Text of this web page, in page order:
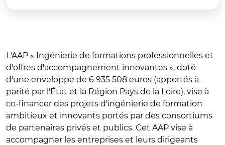
L'AAP « Ingénierie de formations professionnelles et
d'offres d'accompagnement innovantes », doté
d'une enveloppe de 6 935 508 euros (apportés à
parité par l'État et la Région Pays de la Loire), vise à
co-financer des projets d'ingénierie de formation
ambitieux et innovants portés par des consortiums
de partenaires privés et publics. Cet AAP vise à
accompagner les entreprises et leurs dirigeants